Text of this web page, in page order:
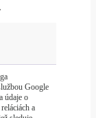
Google
údaje o
a